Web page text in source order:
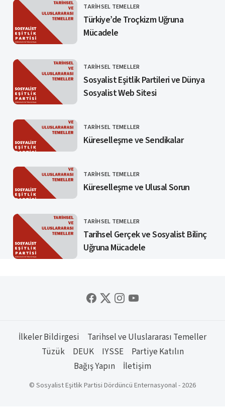
KATEGORI
TARIHSEL TEMELLER
Türkiye’de Troçkizm Uğruna
Mücadele
KATEGORI
TARIHSEL TEMELLER
Sosyalist Eşitlik Partileri ve Dünya
Sosyalist Web Sitesi
KATEGORI
TARIHSEL TEMELLER
Küreselleşme ve Sendikalar
KATEGORI
TARIHSEL TEMELLER
Küreselleşme ve Ulusal Sorun
KATEGORI
TARIHSEL TEMELLER
Tarihsel Gerçek ve Sosyalist Bilinç
Uğruna Mücadele
İlkeler Bildirgesi
Tarihsel ve Uluslararası Temeller
Tüzük
DEUK IYSSE
Partiye Katılın
Bağış Yapın
İletişim
© Sosyalist Eşitlik Partisi Dördüncü Enternasyonal - 2026